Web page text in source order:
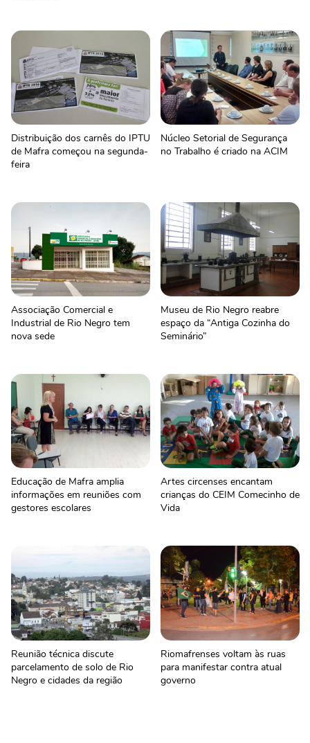
Distribuição dos carnês do IPTU
de Mafra começou na segunda-
feira
Núcleo Setorial de Segurança
no Trabalho é criado na ACIM
Associação Comercial e
Industrial de Rio Negro tem
nova sede
Museu de Rio Negro reabre
espaço da “Antiga Cozinha do
Seminário”
Educação de Mafra amplia
informações em reuniões com
gestores escolares
Artes circenses encantam
crianças do CEIM Comecinho de
Vida
Reunião técnica discute
parcelamento de solo de Rio
Negro e cidades da região
Riomafrenses voltam às ruas
para manifestar contra atual
governo